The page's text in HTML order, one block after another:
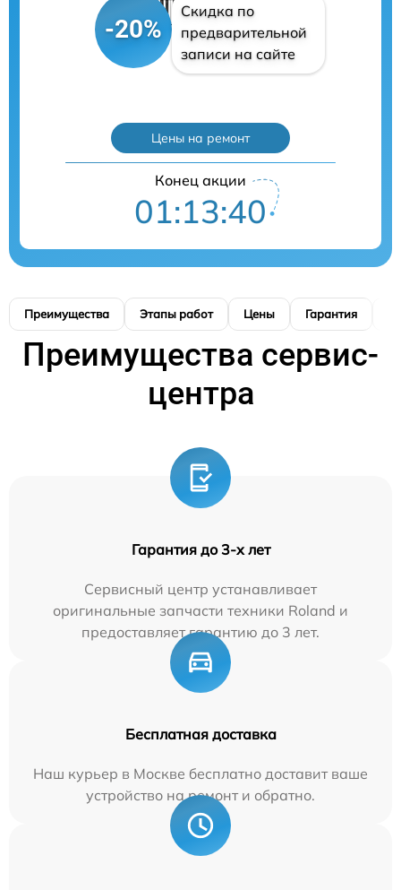
-20%
Скидка по
предварительной
записи на сайте
Цены на ремонт
Конец акции
01:13:39
Преимущества Этапы работ Цены Гарантия
Преимущества сервис-
центра
Гарантия до 3-х лет
Сервисный центр устанавливает
оригинальные запчасти техники Roland и
предоставляет гарантию до 3 лет.
Бесплатная доставка
Наш курьер в Москве бесплатно доставит ваше
устройство на ремонт и обратно.